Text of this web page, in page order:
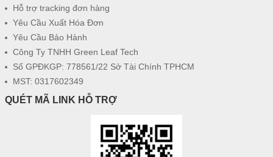
Hỗ trợ tracking đơn hàng
Yêu Cầu Xuất Hóa Đơn
Yêu Cầu Bảo Hành
Công Ty TNHH Green Leaf Tech
Số GPĐKGP: 778561/22 Sở Tài Chính TPHCM
MST: 0317602349
QUÉT MÃ LINK HỖ TRỢ